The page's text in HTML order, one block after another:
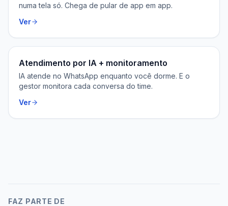
numa tela só. Chega de pular de app em app.
Ver
Atendimento por IA + monitoramento
IA atende no WhatsApp enquanto você dorme. E o
gestor monitora cada conversa do time.
Ver
FAZ PARTE DE